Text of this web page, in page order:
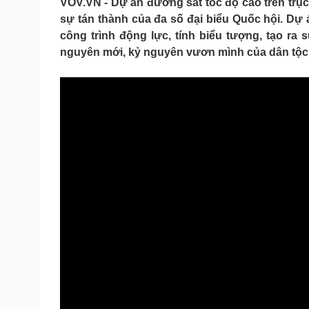
Tin nóng
Tư vấn luật
Việt Nam
Phân tích
Sức khỏe
Đời sống
VOV.VN - Dự án đường sắt tốc độ cao trên
sự tán thành của đa số đại biểu Quốc hội.
công trình động lực, tính biểu tượng, tạo ra
nguyên mới, kỷ nguyên vươn mình của dân